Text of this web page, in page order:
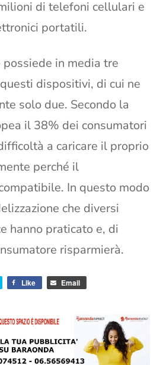
di telefoni cellulari e
portatili.
in media tre
dispositivi, di cui ne
solo due. Secondo la
il 38% dei consumatori
a caricare il proprio
perché il
In questo modo
che diversi
hanno praticato e, di
risparmierà.
Like Email